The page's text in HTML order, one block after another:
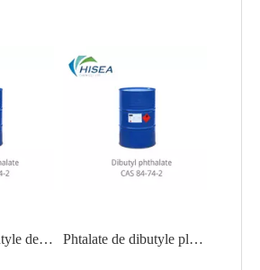
Phtalate de dibutyle de plastifiant liquide approuvé par la FDA Phtalate de dibutyle plastifiant approuvé par la FDA à 99 %